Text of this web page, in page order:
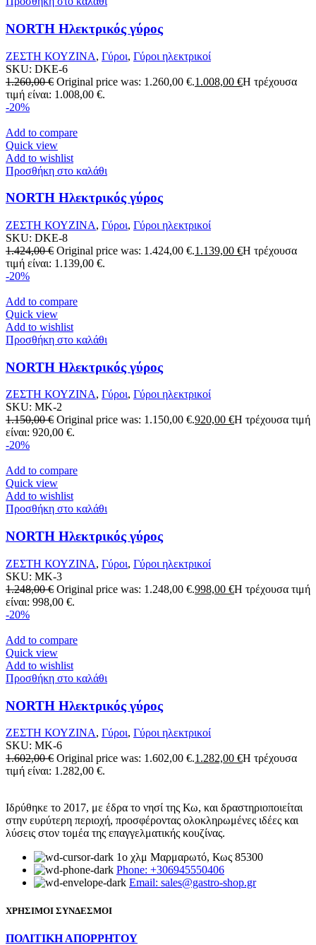
NORTH Ηλεκτρικός γύρος
ΖΕΣΤΗ ΚΟΥΖΙΝΑ, Γύροι, Γύροι ηλεκτρικοί
SKU: DKE-6
1.260,00€ Original price was: 1.260,00 €.1.008,00 €Η τρέχουσα
τιμή είναι: 1.008,00 €.
-20%
Add to compare
Quick view
Add to wishlist
Προσθήκη στο καλάθι
NORTH Ηλεκτρικός γύρος
ΖΕΣΤΗ ΚΟΥΖΙΝΑ, Γύροι, Γύροι ηλεκτρικοί
SKU: DKE-8
1.424,00€ Original price was: 1.424,00 €.1.139,00 €Η τρέχουσα
τιμή είναι: 1.139,00 €.
-20%
Add to compare
Quick view
Add to wishlist
Προσθήκη στο καλάθι
NORTH Ηλεκτρικός γύρος
ΖΕΣΤΗ ΚΟΥΖΙΝΑ, Γύροι, Γύροι ηλεκτρικοί
SKU: MK-2
1.150,00€ Original price was: 1.150,00 €.920,00 €Η τρέχουσα τιμή
είναι: 920,00 €.
-20%
Add to compare
Quick view
Add to wishlist
Προσθήκη στο καλάθι
NORTH Ηλεκτρικός γύρος
ΖΕΣΤΗ ΚΟΥΖΙΝΑ, Γύροι, Γύροι ηλεκτρικοί
SKU: MK-3
1.248,00€ Original price was: 1.248,00 €.998,00 €Η τρέχουσα τιμή
είναι: 998,00 €.
-20%
Add to compare
Quick view
Add to wishlist
Προσθήκη στο καλάθι
NORTH Ηλεκτρικός γύρος
ΖΕΣΤΗ ΚΟΥΖΙΝΑ, Γύροι, Γύροι ηλεκτρικοί
SKU: MK-6
1.602,00€ Original price was: 1.602,00 €.1.282,00 €Η τρέχουσα
τιμή είναι: 1.282,00 €.
Ιδρύθηκε το 2017, με έδρα το νησί της Κω, και δραστηριοποιείται
στην ευρύτερη περιοχή, προσφέροντας ολοκληρωμένες ιδέες και
λύσεις στον τομέα της επαγγελματικής κουζίνας.
1ο χλμ Μαρμαρωτό, Κως 85300
Phone: +306945550406
Email: sales@gastro-shop.gr
ΧΡΗΣΙΜΟΙ ΣΥΝΔΕΣΜΟΙ
ΠΟΛΙΤΙΚΗ ΑΠΟΡΡΗΤΟΥ